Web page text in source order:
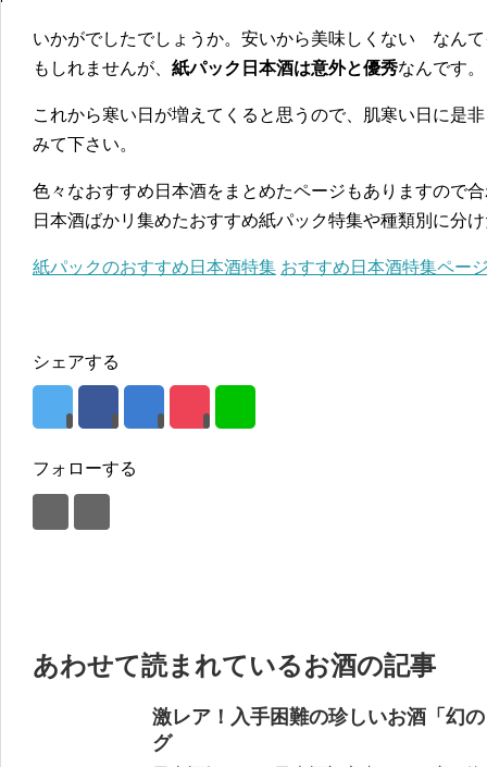
いかがでしたでしょうか。安いから美味しくない なん
もしれませんが、 紙パック日本酒は意外と優秀なんです。
これから寒い日が増えてくると思うので、肌寒い日に是
みて下さい。
色々なおすすめ日本酒をまとめたページもありますので
日本酒ばかリ集めたおすすめ紙パック特集や種類別に分
紙パックのおすすめ日本酒特集 おすすめ日本酒特集ペー
シェアする
フォローする
あわせて読まれているお酒の記事
激レア！入手困難の珍しいお酒「幻
グ